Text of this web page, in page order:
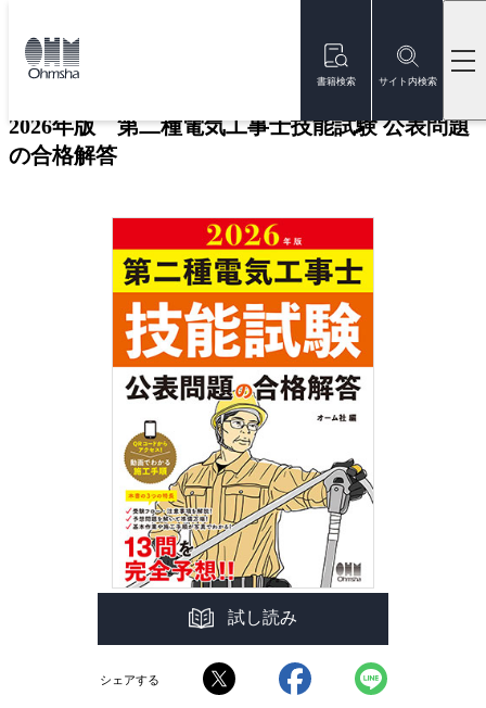
書籍検索 サイト内検索
トップ
2026年版 第二種電気工事士技能試験 公表問題
の合格解答
試し読み
シェアする